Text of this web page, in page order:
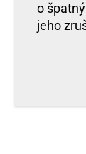
o
jeho